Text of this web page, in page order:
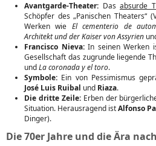
Avantgarde-Theater: Das absurde
Schöpfer des „Panischen Theaters“
Werken wie El cementerio de
Architekt und der Kaiser von Assyrien
Francisco Nieva:In seinen Werken
Gesellschaft das zugrunde liegende
undLa coronada y el toro.
Symbole: Ein von Pessimismus
José Luis Ruibal und Riaza.
Die dritte Zeile:Erben der
Situation. Herausragend istAlfonso
Dinger).
Die 70er Jahre und die Ära